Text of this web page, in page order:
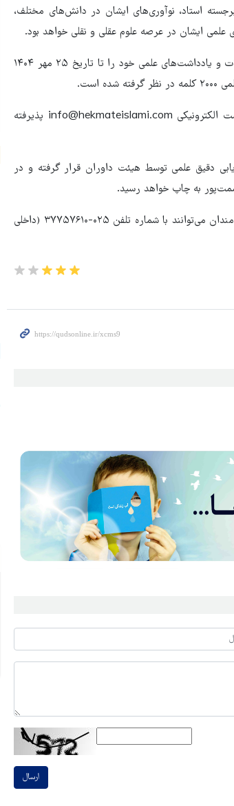
استاد، نوآوری‌های ایشان در دانش‌های مختلف،
ایشان در عرصه علوم عقلی و نقلی خواهد بود.
علاقه‌مندان به ساحت علمی و اخلاقی استاد حشمت‌پور می‌توانند مقالات و یادداشت‌های علمی خود را تا تاریخ ۲۵ مهر ۱۴۰۴
آثار ارسالی از طریق پیام‌رسان ایتا به شماره ۰۹۱۹۱۵۱۸۵۳۴ و یا پست الکترونیکی info@hekmateislami.com پذیرفته
دقیق علمی توسط هیئت داوران قرار گرفته و در
به چاپ خواهد رسید.
جهت کسب اطلاعات بیشتر و راهنمایی‌های لازم، پژوهشگران و علاقه‌مندان می‌توانند با شماره تلفن ۰۲۵-۳۷۷۵۷۶۱۰ (داخلی
ارسال